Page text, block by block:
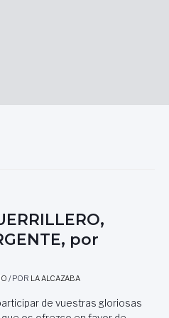
por
/ POR LA ALCAZABA
de vuestras gloriosas